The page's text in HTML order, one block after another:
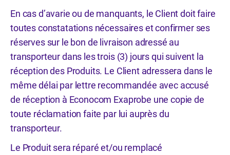
En cas d’avarie ou de manquants, le Client doit faire
toutes constatations nécessaires et confirmer ses
réserves sur le bon de livraison adressé au
transporteur dans les trois (3) jours qui suivent la
réception des Produits. Le Client adressera dans le
même délai par lettre recommandée avec accusé
de réception à Econocom Exaprobe une copie de
toute réclamation faite par lui auprès du
transporteur.
Le Produit sera réparé et/ou remplacé